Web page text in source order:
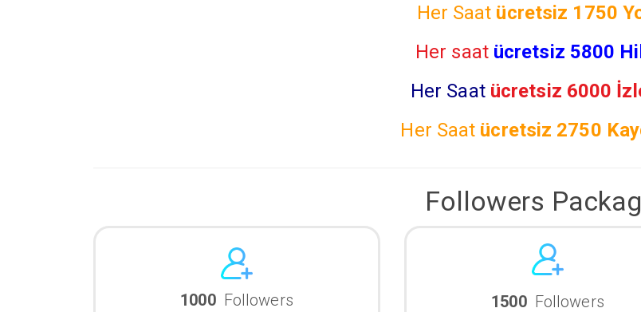
Her Saat ücretsiz 1750
Her saat ücretsiz 5800
Her Saat ücretsiz 6000
Her Saat ücretsiz 2750
Followers
1000 Followers 1500 Followers